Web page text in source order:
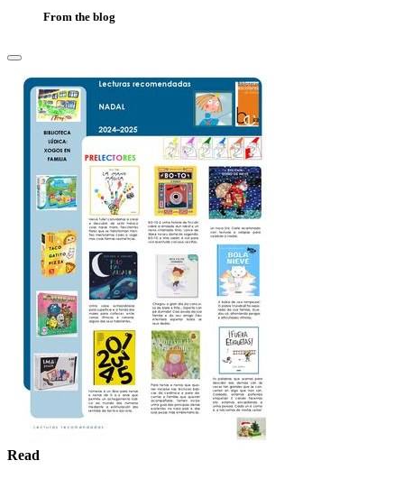
From the blog
Read